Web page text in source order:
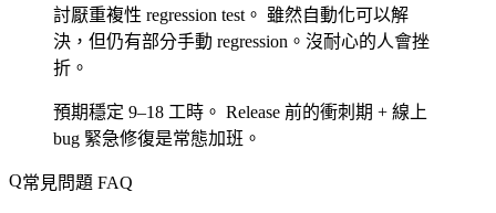
討厭重複性 regression test。 雖然自動化可以解
決，但仍有部分手動 regression。沒耐心的人會挫
折。
預期穩定 9–18 工時。 Release 前的衝刺期 + 線上
bug 緊急修復是常態加班。
常見問題 FAQ